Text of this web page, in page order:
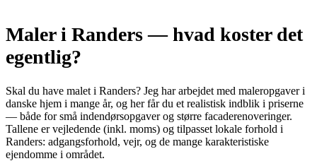
Maler i Randers — hvad koster det
egentlig?
Skal du have malet i Randers? Jeg har arbejdet med maleropgaver i
danske hjem i mange år, og her får du et realistisk indblik i priserne
— både for små indendørsopgaver og større facaderenoveringer.
Tallene er vejledende (inkl. moms) og tilpasset lokale forhold i
Randers: adgangsforhold, vejr, og de mange karakteristiske
ejendomme i området.